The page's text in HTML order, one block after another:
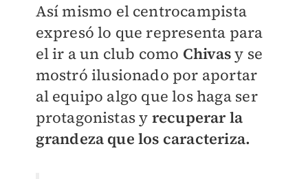
Así mismo el centrocampista
expresó lo que representa para
el ir a un club como Chivasy se
mostró ilusionado por aportar
al equipo algo que los haga ser
protagonistas y recuperar la
grandeza que los caracteriza.